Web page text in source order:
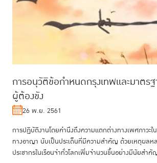
การอนุวัติข้อกำหนดกรุงเทพและมาตร
ผู้ต้องขัง
26 พ.ย. 2561
การปฏิบัติงานโดยคำนึงถึงความแตกต่างทางเพศภาวะใ
ทางอาญา นับเป็นประเด็นที่มีความสำคัญ ด้วยเหตุผลห
ประชากรในเรือนจำทั่วโลกเพิ่มจำนวนขึ้นอย่างมีนัยสำคั